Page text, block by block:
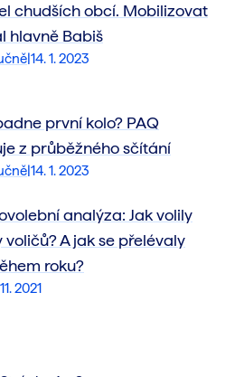
|14. 1. 2023
chudších obcí. Mobilizovat
hlavně Babiš
|14. 1. 2023
první kolo? PAQ
z průběžného sčítání
2021
analýza: Jak volily
voličů? A jak se přelévaly
roku?